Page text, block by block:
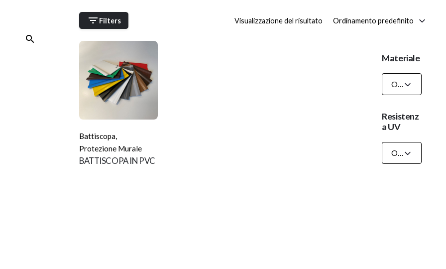
content
Filters Visualizzazione del risultato Ordinamento predefinito
Battiscopa,
Protezione Murale
BATTISCOPA IN PVC
Materiale
Ogni Materiale
Resistenz
a UV
Ogni Resistenza UV